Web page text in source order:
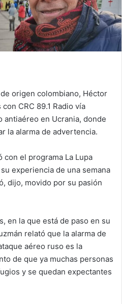
origen colombiano, Héctor
CRC 89.1 Radio vía
antiaéreo en Ucrania, donde
la alarma de advertencia.
el programa La Lupa
experiencia de una semana
dijo, movido por su pasión
en la que está de paso en su
relató que la alarma de
aéreo ruso es la
de que ya muchas personas
y se quedan expectantes